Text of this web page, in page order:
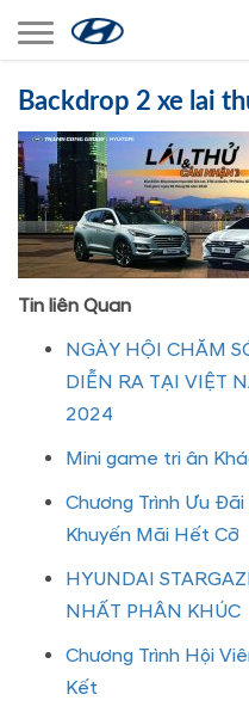
Toggle navigation
Backdrop 2 xe lai
Tin liên Quan
NGÀY HỘI CHĂM
DIỄN RA TẠI VIỆT
2024
Mini game tri ân
Chương Trình Ưu
Khuyến Mãi Hết Cỡ
HYUNDAI
NHẤT PHÂN KHÚC
Chương Trình Hội
Kết